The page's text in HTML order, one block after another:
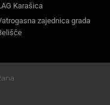
Karašica
zajednica grada